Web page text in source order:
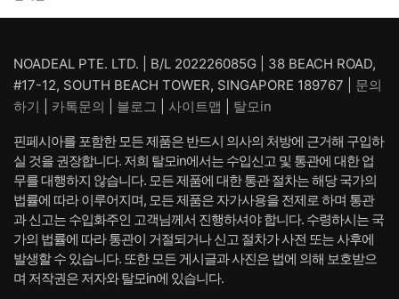
NOADEAL PTE. LTD. | B/L 202226085G | 38 BEACH ROAD,
#17-12, SOUTH BEACH TOWER, SINGAPORE 189767 | 문의
하기
카톡문의 블로그 사이트맵 탈모in
핀페시아를 포함한 모든 제품은 반드시 의사의 처방에 근거해 구입하
실 것을 권장합니다. 저희 탈모in에서는 수입신고 및 통관에 대한 업
무를 대행하지 않습니다. 모든 제품에 대한 통관 절차는 해당 국가의
법률에 따라 이루어지며, 모든 제품은 자가사용을 전제로 하며 통관
과 신고는 수입화주인 고객님께서 진행하셔야 합니다. 수령하시는 국
가의 법률에 따라 통관이 거절되거나 신고 절차가 사전 또는 사후에
발생할 수 있습니다. 또한 모든 게시글과 사진은 법에 의해 보호받으
며 저작권은 저자와 탈모in에 있습니다.